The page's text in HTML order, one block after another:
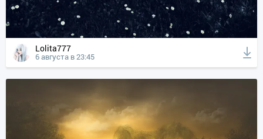
Lolita777
6 августа в 23:45